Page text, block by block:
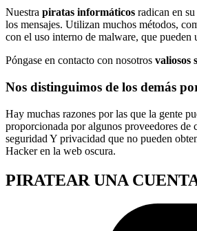
Nuestra piratas informáticos radican en
los mensajes. Utilizan muchos métodos,
con el uso interno de malware, que pueden
Póngase en contacto con nosotros valiosos
Nos distinguimos de los demás
Hay muchas razones por las que la gente
proporcionada por algunos proveedores de
seguridad Y privacidad que no pueden
Hacker en la web oscura.
PIRATEAR UNA